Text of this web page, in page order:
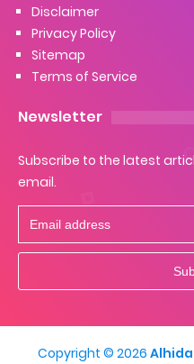
Disclaimer
Privacy Policy
Sitemap
Terms of Service
Newsletter
Subscribe to the latest
email.
Copyright © 2026